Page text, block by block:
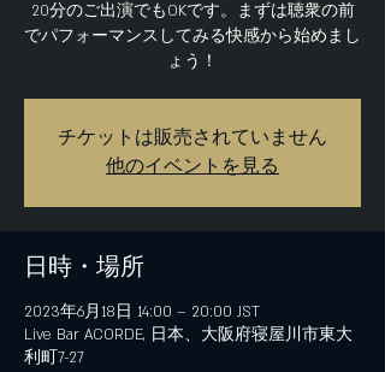
20分のご出演でもOKです。まずは聴衆の前
でパフォーマンスしてみる快感から始めまし
ょう！
チケットは販売されていません
他のイベントを見る
日時・場所
2023年6月18日 14:00 – 20:00 JST
Live Bar ACORDE, 日本、大阪府寝屋川市東大
利町7-27